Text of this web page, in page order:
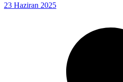
23 Haziran 2025